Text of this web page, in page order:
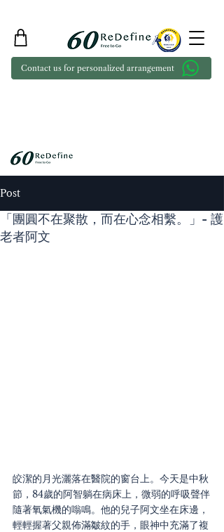
Contact us for personalized arrangement
Post
「團圓不在聚散，而在心念相繫。」- 護
老者阿文
皎潔的月光灑落在醫院的窗台上。今天是中秋
節，84歲的阿智躺在病床上，微弱的呼吸聲伴
隨著氧氣機的嗡鳴。他的兒子阿文坐在床邊，
輕輕握著父親佈滿皺紋的手，眼神中充滿了複